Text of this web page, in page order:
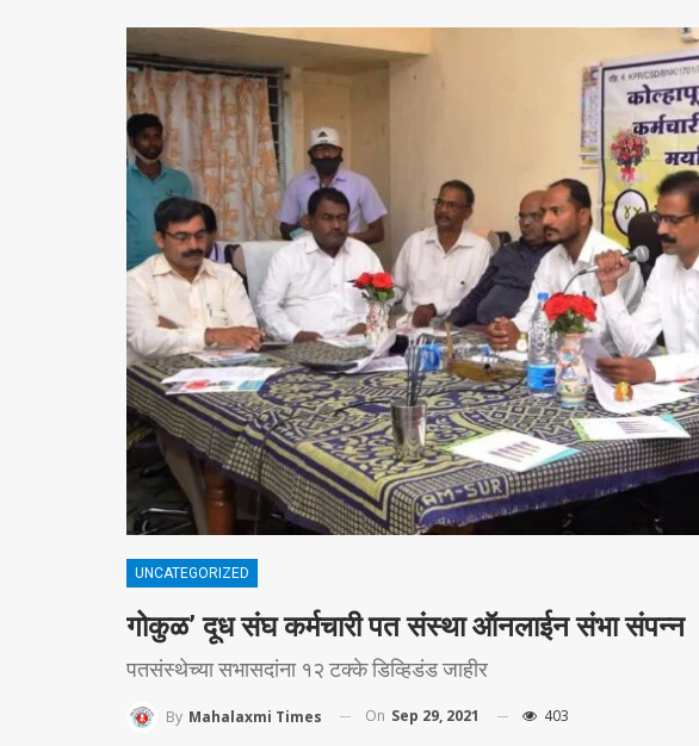
UNCATEGORIZED
गोकुळ’ दूध संघ कर्मचारी पत संस्‍था ऑनलाईन संभा संपन्‍न
पतसंस्‍थेच्‍या सभासदांना १२ टक्‍के डिव्हिडंड जाहीर
By Mahalaxmi Times On Sep 29, 2021 403